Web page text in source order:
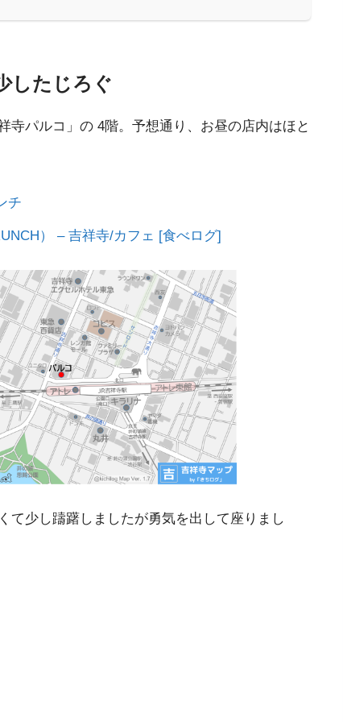
したじろぐ
寺パルコ」の 4階。予想通り、お昼の店内はほと
チ
） – 吉祥寺/カフェ [食べログ]
て少し躊躇しましたが勇気を出して座りまし